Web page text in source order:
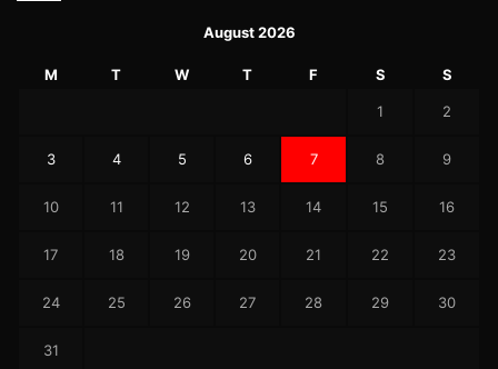
August 2026
M T W T F S S
1 2
3 4 5 6 7 8 9
10 11 12 13 14 15 16
17 18 19 20 21 22 23
24 25 26 27 28 29 30
31